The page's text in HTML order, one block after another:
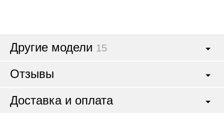
Другие модели 15
Отзывы
Доставка и оплата